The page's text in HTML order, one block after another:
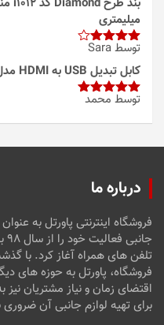
میلیمتری
امتیاز4
از 5
توسط Sara
کابل تبدیل USB به HDMI مدل 3in1 HDTV 7562
امتیاز5از
توسط محمد
درباره ما
فروشگاه اینترنتی پاورتل به
تلفن های همراه آغاز کرد. با
فروشگاه، پاورتل به حوزه های
اقتضای زمان و نیاز مشتریان
برای تهیه لوازم جانبی آن